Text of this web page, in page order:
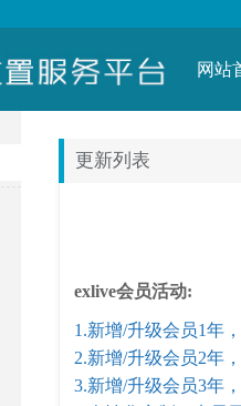
网站
更新列表